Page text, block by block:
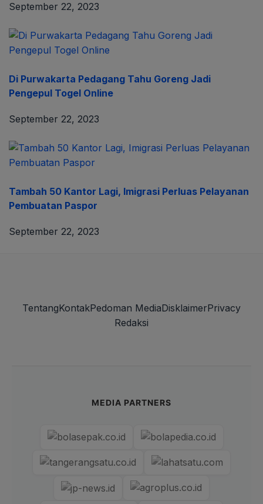
September 22, 2023
Di Purwakarta Pedagang Tahu Goreng Jadi
Pengepul Togel Online
September 22, 2023
Tambah 50 Kantor Lagi, Imigrasi Perluas Pelayanan
Pembuatan Paspor
September 22, 2023
TentangKontakPedoman MediaDisklaimerPrivacy
Redaksi
MEDIA PARTNERS